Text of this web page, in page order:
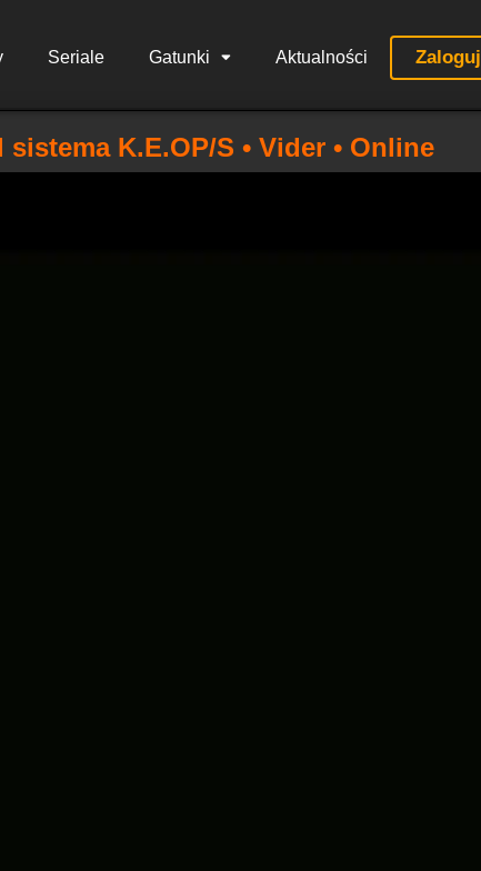
Seriale Gatunki Aktualności
sistema K.E.OP/S • Vider • Online